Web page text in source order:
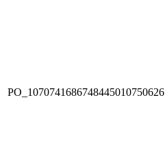
PO_1070741686748445010750626